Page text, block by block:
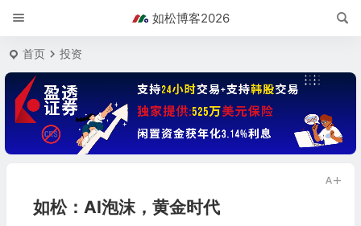
如松博客2026
首页 投资
如松：AI泡沫，黄金时代